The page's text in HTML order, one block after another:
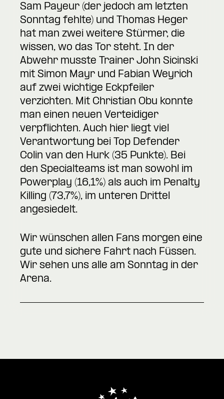
Sam Payeur (der jedoch am letzten
Sonntag fehlte) und Thomas Heger
hat man zwei weitere Stürmer, die
wissen, wo das Tor steht. In der
Abwehr musste Trainer John Sicinski
mit Simon Mayr und Fabian Weyrich
auf zwei wichtige Eckpfeiler
verzichten. Mit Christian Obu konnte
man einen neuen Verteidiger
verpflichten. Auch hier liegt viel
Verantwortung bei Top Defender
Colin van den Hurk (35 Punkte). Bei
den Specialteams ist man sowohl im
Powerplay (16,1%) als auch im Penalty
Killing (73,7%), im unteren Drittel
angesiedelt.
Wir wünschen allen Fans morgen eine
gute und sichere Fahrt nach Füssen.
Wir sehen uns alle am Sonntag in der
Arena.